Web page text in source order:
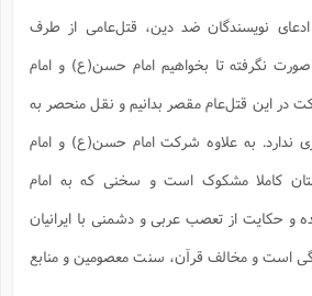
نویسندگان ضد دین، قتل‌عامی از طرف
نگرفته تا بخواهیم امام حسن(ع) و امام
این قتل‌عام مقصر بدانیم و نقل منحصر به
ندارد. به علاوه شرکت امام حسن(ع) و امام
کاملا مشکوک است و سخنی که به امام
حکایت از تعصب عربی و دشمنی با ایرانیان
است و مخالف قرآن، سنت معصومین و منابع